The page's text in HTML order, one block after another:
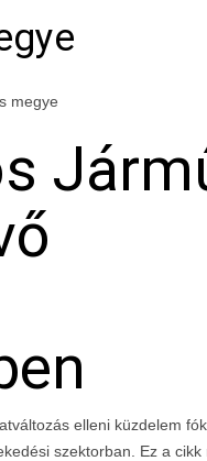
megye
elleni küzdelem
szektorban. Ez a